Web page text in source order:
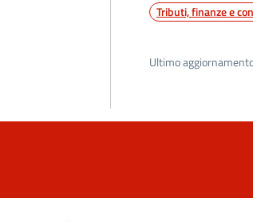
Tributi, finanze e
Ultimo